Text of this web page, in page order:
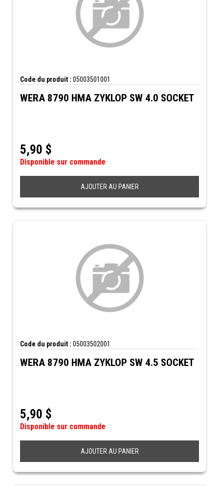
Code du produit : 05003501001
WERA 8790 HMA ZYKLOP SW 4.0 SOCKET
5,90 $
Disponible sur commande
AJOUTER AU PANIER
Code du produit : 05003502001
WERA 8790 HMA ZYKLOP SW 4.5 SOCKET
5,90 $
Disponible sur commande
AJOUTER AU PANIER